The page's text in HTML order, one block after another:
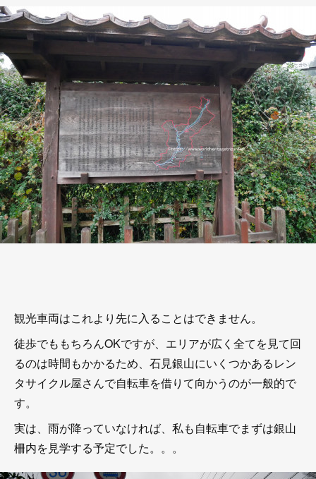
観光車両はこれより先に入ることはできません。
徒歩でももちろんOKですが、エリアが広く全てを見て回
るのは時間もかかるため、石見銀山にいくつかあるレン
タサイクル屋さんで自転車を借りて向かうのが一般的で
す。
実は、雨が降っていなければ、私も自転車でまずは銀山
柵内を見学する予定でした。。。